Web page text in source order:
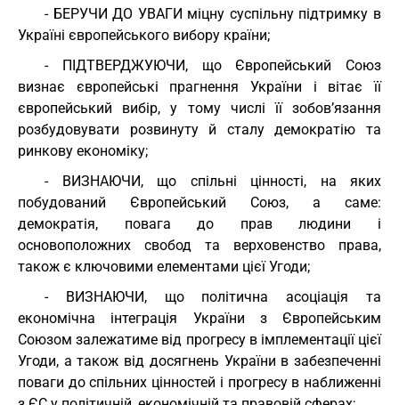
- БЕРУЧИ ДО УВАГИ міцну суспільну підтримку в
Україні європейського вибору країни;
- ПІДТВЕРДЖУЮЧИ, що Європейський Союз
визнає європейські прагнення України і вітає її
європейський вибір, у тому числі її зобов’язання
розбудовувати розвинуту й сталу демократію та
ринкову економіку;
- ВИЗНАЮЧИ, що спільні цінності, на яких
побудований Європейський Союз, а саме:
демократія, повага до прав людини і
основоположних свобод та верховенство права,
також є ключовими елементами цієї Угоди;
- ВИЗНАЮЧИ, що політична асоціація та
економічна інтеграція України з Європейським
Союзом залежатиме від прогресу в імплементації цієї
Угоди, а також від досягнень України в забезпеченні
поваги до спільних цінностей і прогресу в наближенні